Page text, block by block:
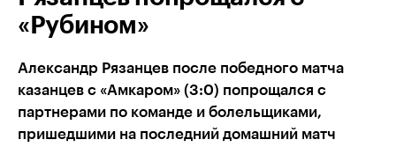
«Рубином»
Александр Рязанцев после победного матча
казанцев с «Амкаром» (3:0) попрощался с
партнерами по команде и болельщиками,
пришедшими на последний домашний матч